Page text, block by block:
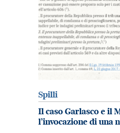
Spilli
Il caso Garlasco e il
l’invocazione di una